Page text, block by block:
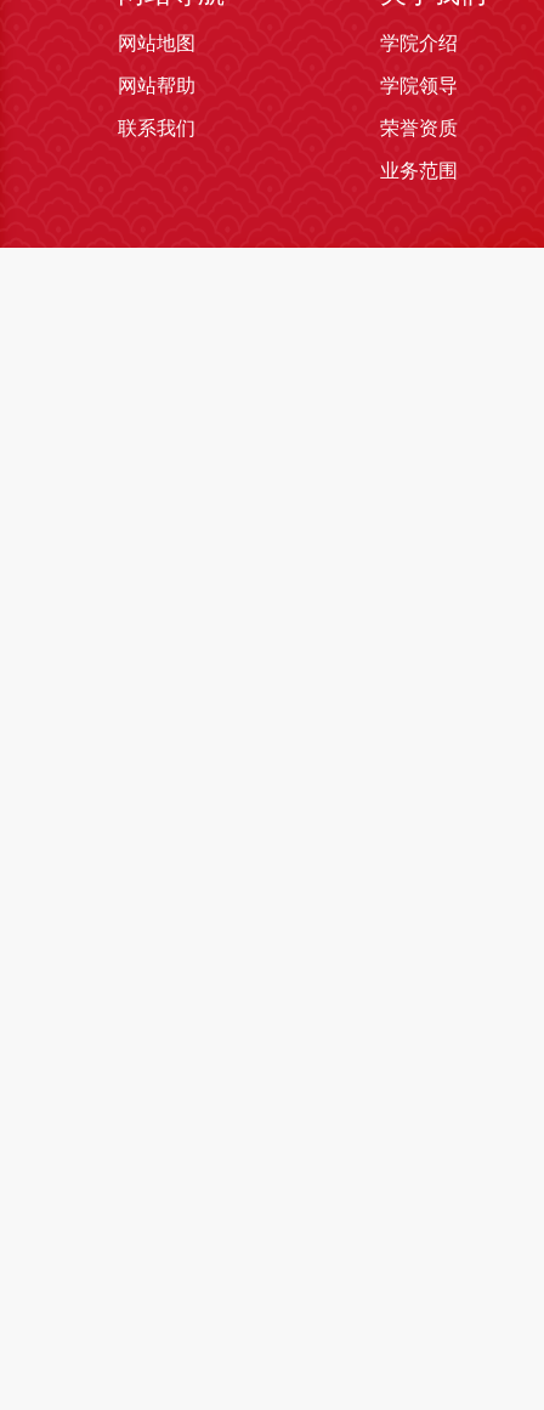
网站地图
网站帮助
联系我们
学院介绍
学院领导
荣誉资质
业务范围